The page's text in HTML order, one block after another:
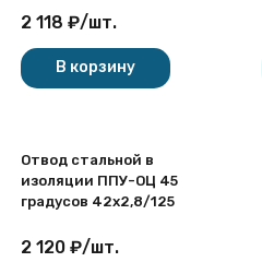
2 118 ₽/шт.
В корзину
Отвод стальной в
изоляции ППУ-ОЦ 45
градусов 42х2,8/125
2 120 ₽/шт.